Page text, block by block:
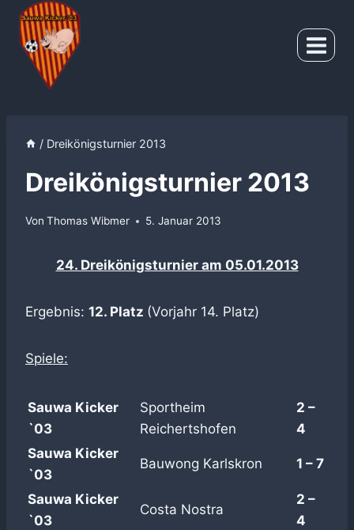
Zum
Inhalt
springen
/ Dreikönigsturnier 2013
Dreikönigsturnier 2013
Von Thomas Wibmer 5. Januar 2013
24. Dreikönigsturnier am 05.01.2013
Ergebnis: 12. Platz (Vorjahr 14. Platz)
Spiele:
Sauwa Kicker
`03
Sportheim
Reichertshofen
2 –
4
Sauwa Kicker
`03
Bauwong Karlskron 1 – 7
Sauwa Kicker
`03
Costa Nostra
2 –
4